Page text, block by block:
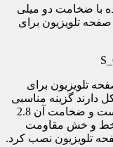
با ضخامت دو میلی
تلویزیون برای
تلویزیون برای
شکل دارند گزینه مناسبی
است.این محافظ از جنس ورق های تایوانی است و ضخامت آن 2.8
خط و خش مقاومت
تلویزیون نصب کرد.